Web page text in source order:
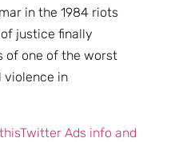
in the 1984 riots
justice finally
of one of the worst
violence in
Twitter Ads info and